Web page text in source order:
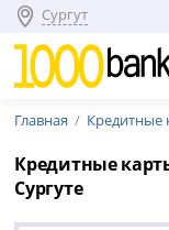
Сургут
Главная Кредитные
Кредитные
Сургуте